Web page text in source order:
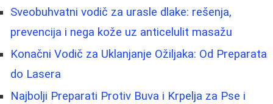
Sveobuhvatni vodič za urasle dlake: rešenja,
prevencija i nega kože uz anticelulit masažu
Konačni Vodič za Uklanjanje Ožiljaka: Od Preparata
do Lasera
Najbolji Preparati Protiv Buva i Krpelja za Pse i